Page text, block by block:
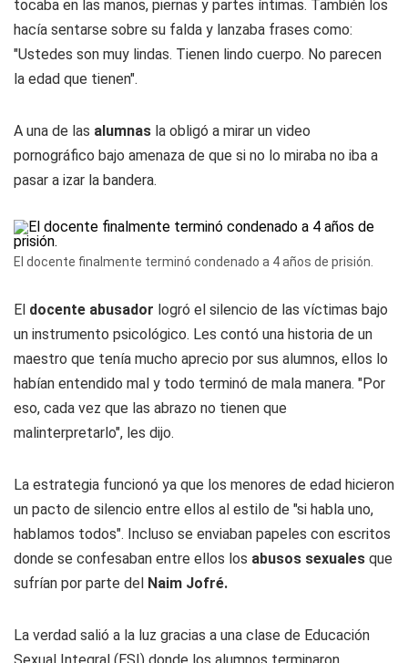
tocaba en las manos, piernas y partes íntimas. También los
hacía sentarse sobre su falda y lanzaba frases como:
"Ustedes son muy lindas. Tienen lindo cuerpo. No parecen
la edad que tienen".
A una de las alumnas la obligó a mirar un video
pornográfico bajo amenaza de que si no lo miraba no iba a
pasar a izar la bandera.
El docente finalmente terminó condenado a 4 años de prisión.
El docente abusador logró el silencio de las víctimas bajo
un instrumento psicológico. Les contó una historia de un
maestro que tenía mucho aprecio por sus alumnos, ellos lo
habían entendido mal y todo terminó de mala manera. "Por
eso, cada vez que las abrazo no tienen que
malinterpretarlo", les dijo.
La estrategia funcionó ya que los menores de edad hicieron
un pacto de silencio entre ellos al estilo de "si habla uno,
hablamos todos". Incluso se enviaban papeles con escritos
donde se confesaban entre ellos los abusos sexuales que
sufrían por parte del Naim Jofré.
La verdad salió a la luz gracias a una clase de Educación